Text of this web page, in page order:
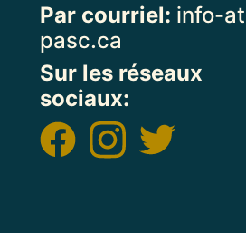
Par courriel: info-
pasc.ca
Sur les réseaux
sociaux: